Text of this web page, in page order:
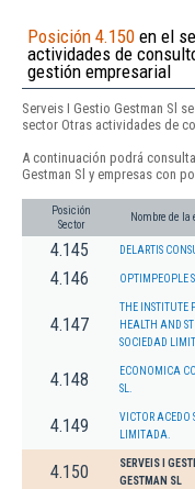
Posición 4.150 en el
actividades de
gestión empresarial
Serveis I Gestio Gestman Sl
sector Otras actividades de
A continuación podrá
Gestman Sl y empresas con
Posición
Sector
Nombre de la
4.145 DELARTIS
4.146 OPTIMPEOPLE
4.147
THE INSTITUTE
HEALTH AND
SOCIEDAD
4.148
ECONOMICA
SL.
4.149
VICTOR ACEDO
LIMITADA.
4.150
SERVEIS I
GESTMAN SL